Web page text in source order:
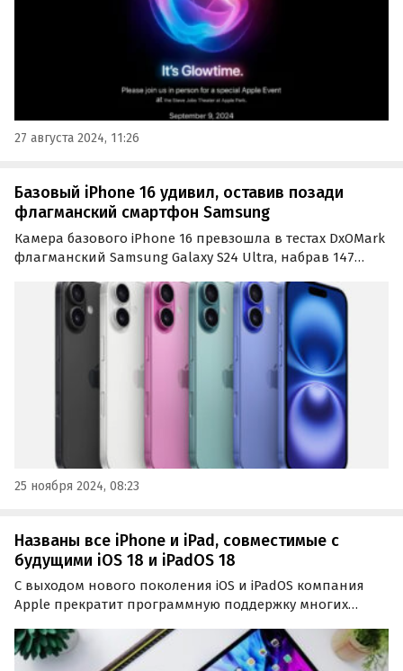
27 августа 2024, 11:26
Базовый iPhone 16 удивил, оставив позади
флагманcкий смартфон Samsung
Камера базового iPhone 16 превзошла в тестах DxOMark
флагманский Samsung Galaxy S24 Ultra, набрав 147
оснащён той же камерой, что и предшествующая
модель iPhone 15, улучшенные алгоритмы обработки…
25 ноября 2024, 08:23
Названы все iPhone и iPad, совместимые с
будущими iOS 18 и iPadOS 18
С выходом нового поколения iOS и iPadOS компания
Apple прекратит программную поддержку многих
совместимы с iOS 18 и iPadOS 18, выяснили авторы
портала 9to5Mac.